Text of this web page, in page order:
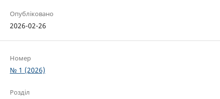
Опубліковано
2026-02-26
Номер
№ 1 (2026)
Розділ